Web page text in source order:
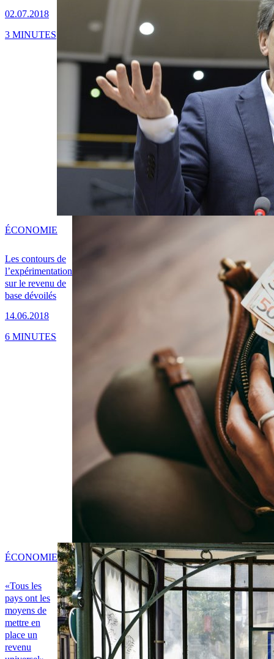
02.07.2018
3 MINUTES
Les contours de
l’expérimentation
sur le revenu de
base dévoilés
14.06.2018
ÉCONOMIE
6 MINUTES
«Tous les
pays ont les
moyens de
mettre en
place un
revenu
ÉCONOMIE